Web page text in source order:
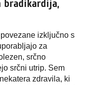
bradikardija,
izključno s
za
srčno
srčni utrip. Sem
zdravila, ki